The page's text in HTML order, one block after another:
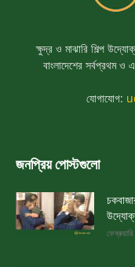
ক্ষুদ্র ও মাঝারি শিল্প
বাংলাদেশের সর্বপ্রথম
যোগাযোগ:
জনপ্রিয় পোস্টগুলো